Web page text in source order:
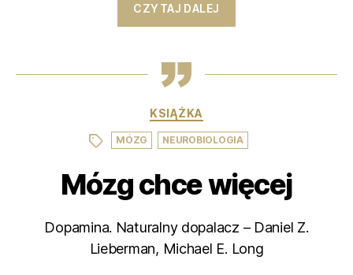
CZYTAJ DALEJ
Kategorie
KSIĄŻKA
TagiMÓZG NEUROBIOLOGIA
Mózg chce więcej
Dopamina. Naturalny dopalacz – Daniel Z.
Lieberman, Michael E. Long